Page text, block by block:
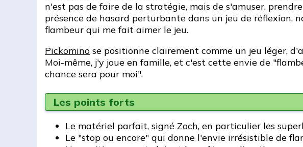
n'est pas de faire de la stratégie, mais de s'amuser,
présence de hasard perturbante dans un jeu de réflexion,
flambeur qui me fait aimer le jeu.
Pickomino se positionne clairement comme un jeu léger,
Moi-même, j'y joue en famille, et c'est cette envie de
chance sera pour moi".
Les points forts
Le matériel parfait, signé Zoch, en particulier les
Le "stop ou encore" qui donne l'envie irrésistible de